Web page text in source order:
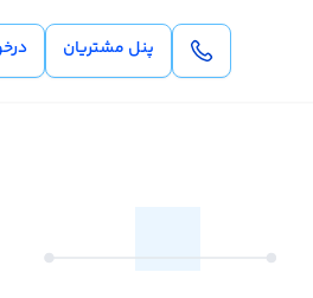
پنل مشتریان